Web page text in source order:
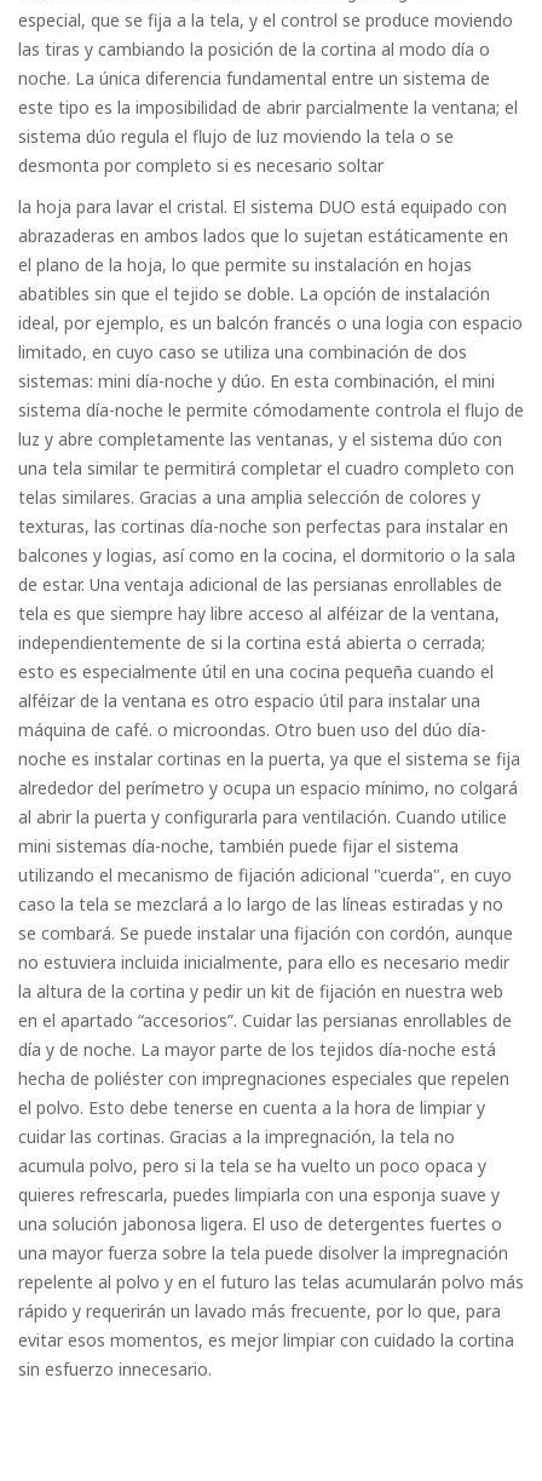
especial, que se fija a la tela, y el control se produce moviendo
las tiras y cambiando la posición de la cortina al modo día o
noche. La única diferencia fundamental entre un sistema de
este tipo es la imposibilidad de abrir parcialmente la ventana; el
sistema dúo regula el flujo de luz moviendo la tela o se
desmonta por completo si es necesario soltar
la hoja para lavar el cristal. El sistema DUO está equipado con
abrazaderas en ambos lados que lo sujetan estáticamente en
el plano de la hoja, lo que permite su instalación en hojas
abatibles sin que el tejido se doble. La opción de instalación
ideal, por ejemplo, es un balcón francés o una logia con espacio
limitado, en cuyo caso se utiliza una combinación de dos
sistemas: mini día-noche y dúo. En esta combinación, el mini
sistema día-noche le permite cómodamente controla el flujo de
luz y abre completamente las ventanas, y el sistema dúo con
una tela similar te permitirá completar el cuadro completo con
telas similares. Gracias a una amplia selección de colores y
texturas, las cortinas día-noche son perfectas para instalar en
balcones y logias, así como en la cocina, el dormitorio o la sala
de estar. Una ventaja adicional de las persianas enrollables de
tela es que siempre hay libre acceso al alféizar de la ventana,
independientemente de si la cortina está abierta o cerrada;
esto es especialmente útil en una cocina pequeña cuando el
alféizar de la ventana es otro espacio útil para instalar una
máquina de café. o microondas. Otro buen uso del dúo día-
noche es instalar cortinas en la puerta, ya que el sistema se fija
alrededor del perímetro y ocupa un espacio mínimo, no colgará
al abrir la puerta y configurarla para ventilación. Cuando utilice
mini sistemas día-noche, también puede fijar el sistema
utilizando el mecanismo de fijación adicional "cuerda", en cuyo
caso la tela se mezclará a lo largo de las líneas estiradas y no
se combará. Se puede instalar una fijación con cordón, aunque
no estuviera incluida inicialmente, para ello es necesario medir
la altura de la cortina y pedir un kit de fijación en nuestra web
en el apartado “accesorios”. Cuidar las persianas enrollables de
día y de noche. La mayor parte de los tejidos día-noche está
hecha de poliéster con impregnaciones especiales que repelen
el polvo. Esto debe tenerse en cuenta a la hora de limpiar y
cuidar las cortinas. Gracias a la impregnación, la tela no
acumula polvo, pero si la tela se ha vuelto un poco opaca y
quieres refrescarla, puedes limpiarla con una esponja suave y
una solución jabonosa ligera. El uso de detergentes fuertes o
una mayor fuerza sobre la tela puede disolver la impregnación
repelente al polvo y en el futuro las telas acumularán polvo más
rápido y requerirán un lavado más frecuente, por lo que, para
evitar esos momentos, es mejor limpiar con cuidado la cortina
sin esfuerzo innecesario.